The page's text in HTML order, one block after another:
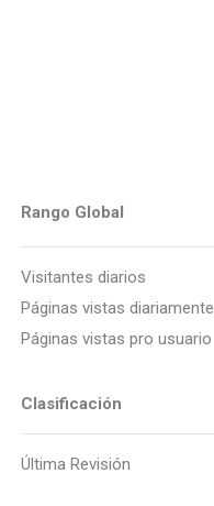
Rango Global
Visitantes diarios
Páginas vistas diariamente
Páginas vistas pro usuario
Clasificación
Última Revisión